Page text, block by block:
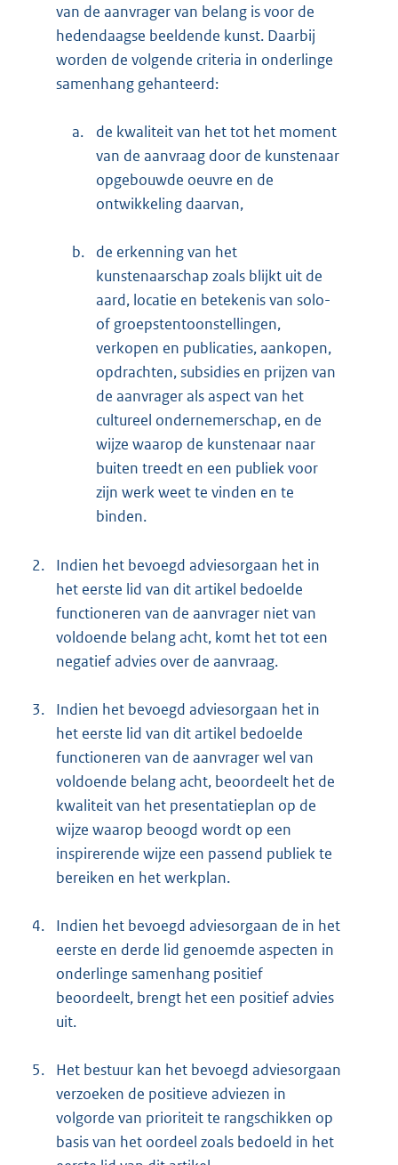
van de aanvrager van belang is voor de
hedendaagse beeldende kunst. Daarbij
worden de volgende criteria in onderlinge
samenhang gehanteerd:
a.
de kwaliteit van het tot het moment
van de aanvraag door de kunstenaar
opgebouwde oeuvre en de
ontwikkeling daarvan,
b.
de erkenning van het
kunstenaarschap zoals blijkt uit de
aard, locatie en betekenis van solo-
of groepstentoonstellingen,
verkopen en publicaties, aankopen,
opdrachten, subsidies en prijzen van
de aanvrager als aspect van het
cultureel ondernemerschap, en de
wijze waarop de kunstenaar naar
buiten treedt en een publiek voor
zijn werk weet te vinden en te
binden.
2.
Indien het bevoegd adviesorgaan het in
het eerste lid van dit artikel bedoelde
functioneren van de aanvrager niet van
voldoende belang acht, komt het tot een
negatief advies over de aanvraag.
3.
Indien het bevoegd adviesorgaan het in
het eerste lid van dit artikel bedoelde
functioneren van de aanvrager wel van
voldoende belang acht, beoordeelt het de
kwaliteit van het presentatieplan op de
wijze waarop beoogd wordt op een
inspirerende wijze een passend publiek te
bereiken en het werkplan.
4.
Indien het bevoegd adviesorgaan de in het
eerste en derde lid genoemde aspecten in
onderlinge samenhang positief
beoordeelt, brengt het een positief advies
uit.
5.
Het bestuur kan het bevoegd adviesorgaan
verzoeken de positieve adviezen in
volgorde van prioriteit te rangschikken op
basis van het oordeel zoals bedoeld in het